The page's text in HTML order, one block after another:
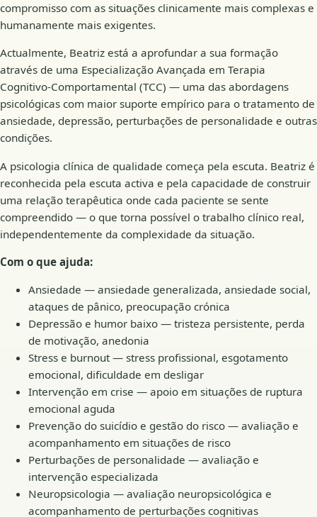
compromisso com as situações clinicamente mais complexas e
humanamente mais exigentes.
Actualmente, Beatriz está a aprofundar a sua formação
através de uma Especialização Avançada em Terapia
Cognitivo-Comportamental (TCC) — uma das abordagens
psicológicas com maior suporte empírico para o tratamento de
ansiedade, depressão, perturbações de personalidade e outras
condições.
A psicologia clínica de qualidade começa pela escuta. Beatriz é
reconhecida pela escuta activa e pela capacidade de construir
uma relação terapêutica onde cada paciente se sente
compreendido — o que torna possível o trabalho clínico real,
independentemente da complexidade da situação.
Com o que ajuda:
Ansiedade — ansiedade generalizada, ansiedade social,
ataques de pânico, preocupação crónica
Depressão e humor baixo — tristeza persistente, perda
de motivação, anedonia
Stress e burnout — stress profissional, esgotamento
emocional, dificuldade em desligar
Intervenção em crise — apoio em situações de ruptura
emocional aguda
Prevenção do suicídio e gestão do risco — avaliação e
acompanhamento em situações de risco
Perturbações de personalidade — avaliação e
intervenção especializada
Neuropsicologia — avaliação neuropsicológica e
acompanhamento de perturbações cognitivas